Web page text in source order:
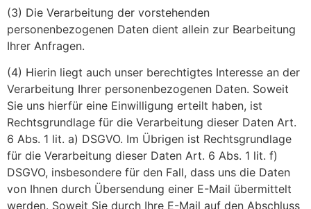
(3) Die Verarbeitung der vorstehenden
personenbezogenen Daten dient allein zur Bearbeitung
Ihrer Anfragen.
(4) Hierin liegt auch unser berechtigtes Interesse an der
Verarbeitung Ihrer personenbezogenen Daten. Soweit
Sie uns hierfür eine Einwilligung erteilt haben, ist
Rechtsgrundlage für die Verarbeitung dieser Daten Art.
6 Abs. 1 lit. a) DSGVO. Im Übrigen ist Rechtsgrundlage
für die Verarbeitung dieser Daten Art. 6 Abs. 1 lit. f)
DSGVO, insbesondere für den Fall, dass uns die Daten
von Ihnen durch Übersendung einer E-Mail übermittelt
werden. Soweit Sie durch Ihre E-Mail auf den Abschluss